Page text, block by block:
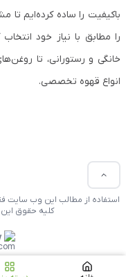
باکیفیت را ساده کرده‌ایم
را مطابق با نیاز خود
خانگی و رستورانی، تا
انواع قهوه تخصصی.
استفاده از مطالب این وب سایت
کلیه حقوق